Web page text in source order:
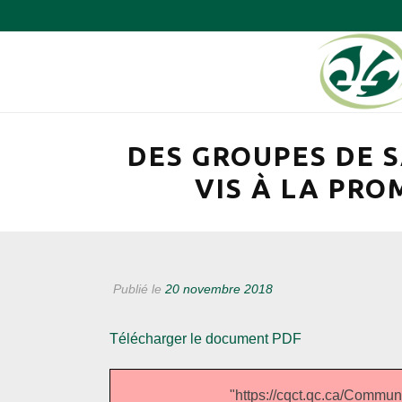
DES GROUPES DE
VIS À LA
Publié le 20 novembre 2018
Télécharger le document PDF
"https://cqct.qc.ca/